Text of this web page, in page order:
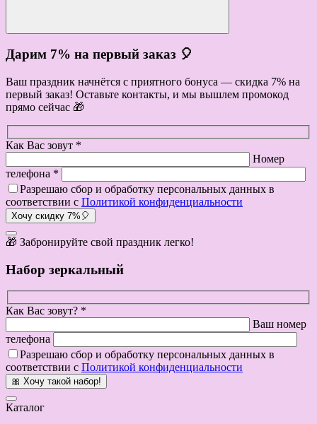
Дарим 7% на первый заказ 🎈
Ваш праздник начнётся с приятного бонуса — скидка 7% на
первый заказ! Оставьте контакты, и мы вышлем промокод
прямо сейчас 🎁
Как Вас зовут *
Номер
телефона *
Разрешаю сбор и обработку персональных данных в
соответствии с Политикой конфиденциальности
Хочу скидку 7%🎈
🎁 Забронируйте свой праздник легко!
Набор зеркальный
Как Вас зовут? *
Ваш номер
телефона
Разрешаю сбор и обработку персональных данных в
соответствии с Политикой конфиденциальности
🎀 Хочу такой набор!
Каталог